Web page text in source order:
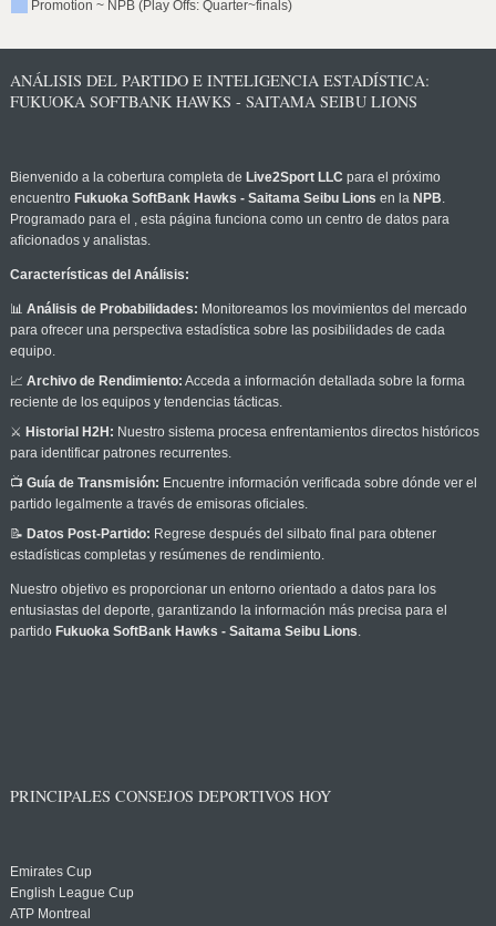
Promotion ~ NPB (Play Offs: Quarter~finals)
ANÁLISIS DEL PARTIDO E INTELIGENCIA ESTADÍSTICA:
FUKUOKA SOFTBANK HAWKS - SAITAMA SEIBU LIONS
Bienvenido a la cobertura completa de Live2Sport LLC para el próximo
encuentro Fukuoka SoftBank Hawks - Saitama Seibu Lions en la NPB.
Programado para el , esta página funciona como un centro de datos para
aficionados y analistas.
Características del Análisis:
📊 Análisis de Probabilidades: Monitoreamos los movimientos del mercado
para ofrecer una perspectiva estadística sobre las posibilidades de cada
equipo.
📈 Archivo de Rendimiento: Acceda a información detallada sobre la forma
reciente de los equipos y tendencias tácticas.
⚔️ Historial H2H: Nuestro sistema procesa enfrentamientos directos históricos
para identificar patrones recurrentes.
📺 Guía de Transmisión: Encuentre información verificada sobre dónde ver el
partido legalmente a través de emisoras oficiales.
📝 Datos Post-Partido: Regrese después del silbato final para obtener
estadísticas completas y resúmenes de rendimiento.
Nuestro objetivo es proporcionar un entorno orientado a datos para los
entusiastas del deporte, garantizando la información más precisa para el
partido Fukuoka SoftBank Hawks - Saitama Seibu Lions.
PRINCIPALES CONSEJOS DEPORTIVOS HOY
Emirates Cup
English League Cup
ATP Montreal